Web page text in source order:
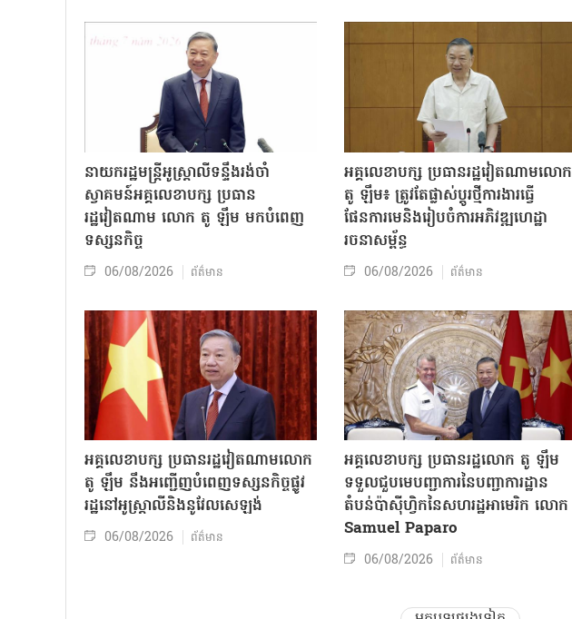
នាយករដ្ឋមន្ត្រីអូស្ត្រាលីទន្ទឹងរង់ចាំ
ស្វាគមន៍អគ្គលេខាបក្ស ប្រធាន
រដ្ឋវៀតណាម លោក តូ ឡឹម មកបំពេញ
ទស្សនកិច្ច
06/08/2026 ព័ត៌មាន
អគ្គលេខាបក្ស ប្រធានរដ្ឋវៀតណាមលោក
តូ ឡឹម៖ ត្រូវតែផ្លាស់ប្ដូរថ្មីការងារធ្វើ
ផែនការមេនិងរៀបចំការអភិវឌ្ឍហេដ្ឋា
រចនាសម្ព័ន្ធ
06/08/2026 ព័ត៌មាន
អគ្គលេខាបក្ស ប្រធានរដ្ឋវៀតណាមលោក
តូ ឡឹម នឹងអញ្ជើញបំពេញទស្សនកិច្ចផ្លូវ
រដ្ឋនៅអូស្ត្រាលីនិងនូវែលសេឡង់
06/08/2026 ព័ត៌មាន
អគ្គលេខាបក្ស ប្រធានរដ្ឋលោក តូ ឡឹម
ទទួលជួបមេបញ្ជាការនៃបញ្ជាការដ្ឋាន
តំបន់ប៉ាស៊ីហ្វិកនៃសហរដ្ឋអាមេរិក លោក
Samuel Paparo
06/08/2026 ព័ត៌មាន